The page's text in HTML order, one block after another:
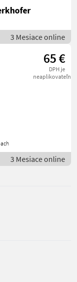
3 Mesiace online
65 €
DPH je
neaplikovateľné
3 Mesiace online